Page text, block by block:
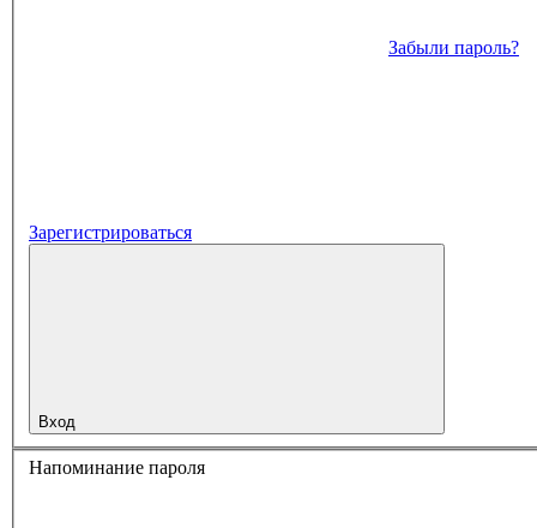
Забыли пароль?
Зарегистрироваться
Вход
Напоминание пароля